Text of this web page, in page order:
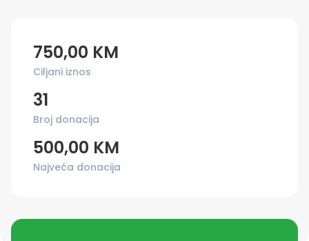
750,00 KM
Ciljani iznos
31
Broj donacija
500,00 KM
Najveća donacija